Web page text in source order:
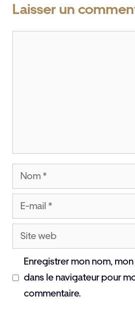
Laisser un
Nom
mail
Site
web
Enregistrer mon nom,
dans le navigateur pour
commentaire.